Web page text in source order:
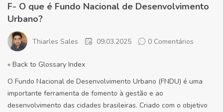
F- O que é Fundo Nacional de Desenvolvimento
Urbano?
Thiarles Sales 09.03.2025 0 Comentários
« Back to Glossary Index
O Fundo Nacional de Desenvolvimento Urbano (FNDU) é uma
importante ferramenta de fomento à gestão e ao
desenvolvimento das cidades brasileiras. Criado com o objetivo